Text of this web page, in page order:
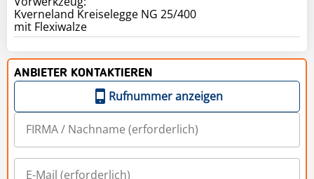
Kverneland Kreiselegge NG 25/400
ANBIETER KONTAKTIEREN
Rufnummer anzeigen